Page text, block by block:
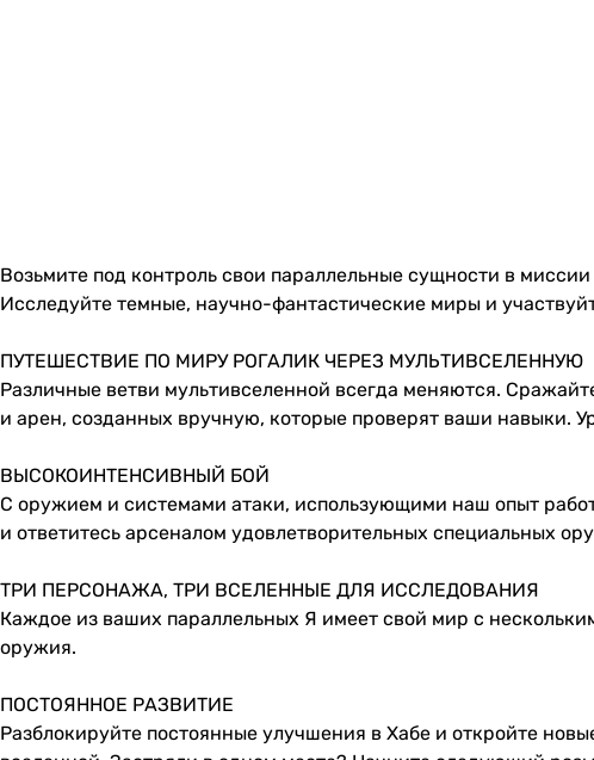
Возьмите под контроль свои параллельные сущности в
Исследуйте темные, научно-фантастические миры и
ПУТЕШЕСТВИЕ ПО МИРУ РОГАЛИК ЧЕРЕЗ МУЛЬТИВСЕЛЕННУЮ
Различные ветви мультивселенной всегда меняются.
и арен, созданных вручную, которые проверят ваши навыки.
ВЫСОКОИНТЕНСИВНЫЙ БОЙ
С оружием и системами атаки, использующими наш опыт
и ответитесь арсеналом удовлетворительных специальных
ТРИ ПЕРСОНАЖА, ТРИ ВСЕЛЕННЫЕ ДЛЯ ИССЛЕДОВАНИЯ
Каждое из ваших параллельных Я имеет свой мир с
оружия.
ПОСТОЯННОЕ РАЗВИТИЕ
Разблокируйте постоянные улучшения в Хабе и откройте